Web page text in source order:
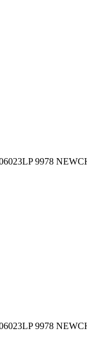
9978
9978